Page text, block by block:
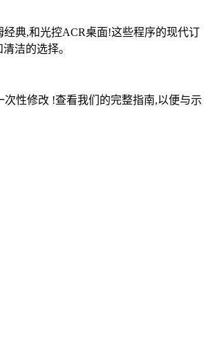
典,和光控ACR桌面!这些程序的现代订
洁的选择。
性修改 !查看我们的完整指南,以便与示